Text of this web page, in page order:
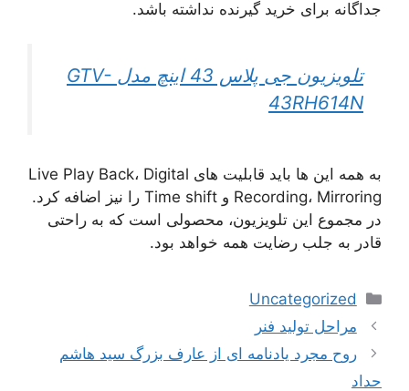
جداگانه برای خرید گیرنده نداشته باشد.
تلویزیون جی پلاس 43 اینچ مدل GTV-
43RH614N
به همه این ها باید قابلیت های Live Play Back، Digital
Recording، Mirroring و Time shift را نیز اضافه کرد.
در مجموع این تلویزیون، محصولی است که به راحتی
قادر به جلب رضایت همه خواهد بود.
دسته‌ها
Uncategorized
ناوبری
نوشته‌ها
مراحل تولید فنر
روح مجرد یادنامه ای از عارف بزرگ سید هاشم
حداد